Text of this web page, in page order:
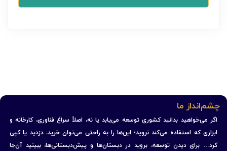
چشم‌انداز ما
اگر می‌خواهید بدانید کشوری توسعه می‌یابد یا نه، اصلاً سراغ فناوری، کارخانه و
ابزاری که استفاده می‌کند نروید؛ این‌ها را به راحتی می‌توان خرید، دزدید یا کپی
کرد… برای دیدن توسعه، بروید در دبستان‌ها و پیش‌دبستانی‌ها، ببینید آن‌جا